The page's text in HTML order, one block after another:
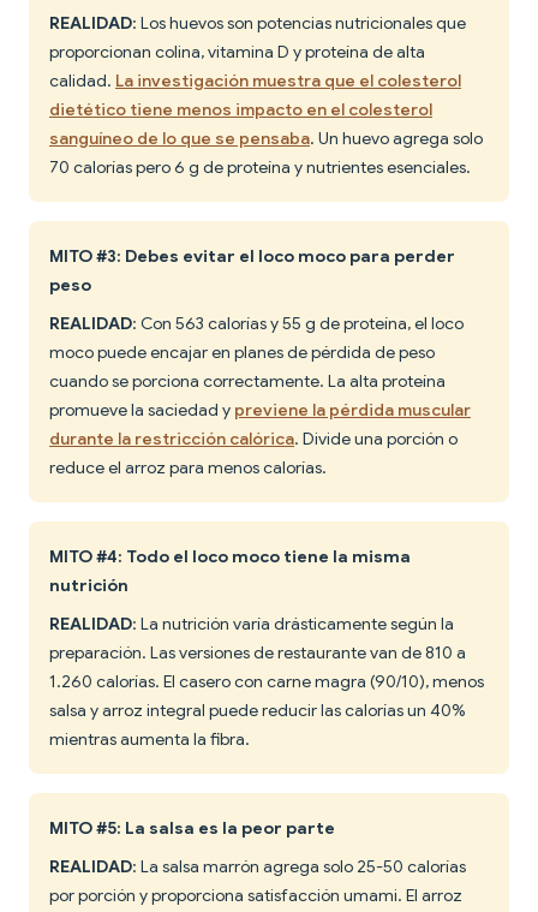
REALIDAD: Los huevos son potencias nutricionales que
proporcionan colina, vitamina D y proteína de alta
calidad. La investigación muestra que el colesterol
dietético tiene menos impacto en el colesterol
sanguíneo de lo que se pensaba. Un huevo agrega solo
70 calorías pero 6 g de proteína y nutrientes esenciales.
MITO #3: Debes evitar el loco moco para perder
peso
REALIDAD: Con 563 calorías y 55 g de proteína, el loco
moco puede encajar en planes de pérdida de peso
cuando se porciona correctamente. La alta proteína
promueve la saciedad y previene la pérdida muscular
durante la restricción calórica. Divide una porción o
reduce el arroz para menos calorías.
MITO #4: Todo el loco moco tiene la misma
nutrición
REALIDAD: La nutrición varía drásticamente según la
preparación. Las versiones de restaurante van de 810 a
1.260 calorías. El casero con carne magra (90/10), menos
salsa y arroz integral puede reducir las calorías un 40%
mientras aumenta la fibra.
MITO #5: La salsa es la peor parte
REALIDAD: La salsa marrón agrega solo 25-50 calorías
por porción y proporciona satisfacción umami. El arroz